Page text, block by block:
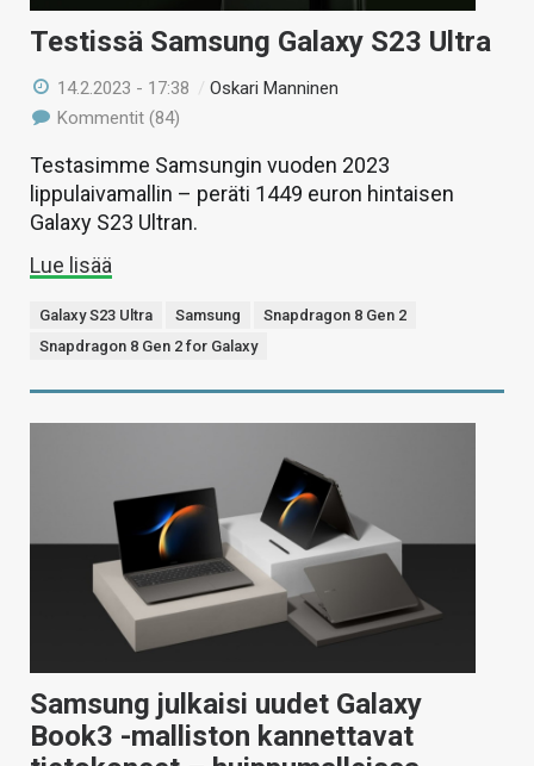
Testissä Samsung Galaxy S23 Ultra
14.2.2023 - 17:38 /Oskari Manninen
Kommentit (84)
Testasimme Samsungin vuoden 2023
lippulaivamallin – peräti 1449 euron hintaisen
Galaxy S23 Ultran.
Lue lisää
Galaxy S23 Ultra Samsung
Snapdragon 8 Gen 2
Snapdragon 8 Gen 2 for Galaxy
Samsung julkaisi uudet Galaxy
Book3 -malliston kannettavat